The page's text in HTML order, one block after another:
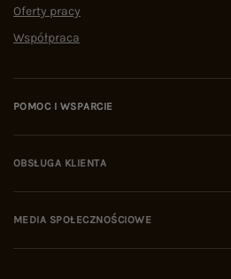
Oferty pracy
Współpraca
POMOC I WSPARCIE
OBSŁUGA KLIENTA
MEDIA SPOŁECZNOŚCIOWE